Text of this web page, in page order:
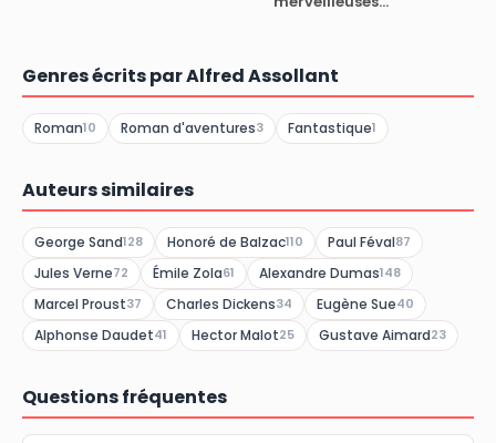
Alcofribas;
Alfred AssollantCorcoran,
Première Partie
Genres écrits par Alfred Assollant
Roman10 Roman d'aventures3 Fantastique1
Auteurs similaires
George Sand128 Honoré de Balzac110 Paul Féval87
Jules Verne72 Émile Zola61 Alexandre Dumas148
Marcel Proust37 Charles Dickens34 Eugène Sue40
Alphonse Daudet41 Hector Malot25 Gustave Aimard23
Questions fréquentes